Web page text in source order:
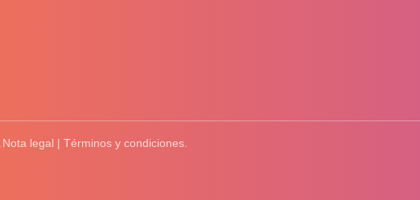
Nota legal | Términos y condiciones.